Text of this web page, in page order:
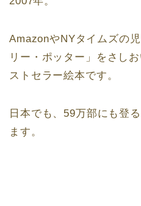
AmazonやNYタイムズの
リー・ポッター」をさし
ストセラー絵本です。
日本でも、59万部にも登
ます。